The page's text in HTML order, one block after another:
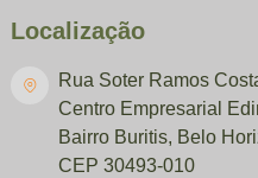
Localização
Rua Soter Ramos
Centro Empresarial
Bairro Buritis, Belo
CEP 30493-010